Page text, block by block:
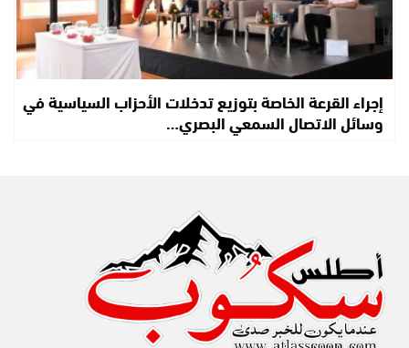
إجراء القرعة الخاصة بتوزيع تدخلات الأحزاب السياسية في
وسائل الاتصال السمعي البصري…